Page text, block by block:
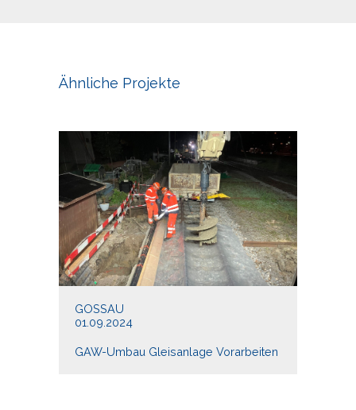
Ähnliche Projekte
GOSSAU
01.09.2024
GAW-Umbau Gleisanlage Vorarbeiten